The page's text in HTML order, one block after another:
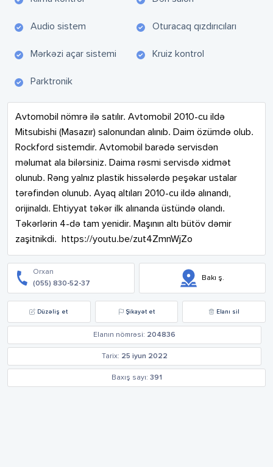
Audio sistem Oturacaq qızdırıcıları
Mərkəzi açar sistemi Kruiz kontrol
Parktronik
Avtomobil nömrə ilə satılır. Avtomobil 2010-cu ildə
Mitsubishi (Masazır) salonundan alınıb. Daim özümdə olub.
Rockford sistemdir. Avtomobil barədə servisdən
məlumat ala bilərsiniz. Daima rəsmi servisdə xidmət
olunub. Rəng yalnız plastik hissələrdə peşəkar ustalar
tərəfindən olunub. Ayaq altıları 2010-cu ildə alınandı,
orijinaldı. Ehtiyyat təkər ilk alınanda üstündə olandı.
Təkərlərin 4-də tam yenidir. Maşının altı bütöv dəmir
zaşitnikdi.  https://youtu.be/zut4ZmnWjZo
Orxan
(055) 830-52-37
Bakı ş.
Düzəliş et Şikayət et Elanı sil
Elanın nömrəsi: 204836
Tarix: 25 iyun 2022
Baxış sayı: 391